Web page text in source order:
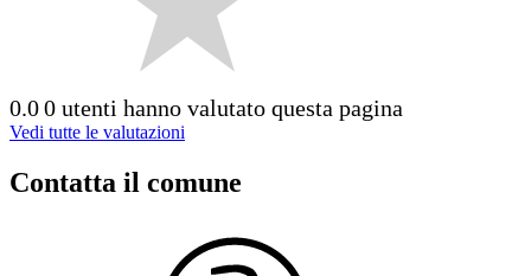
0.00 utenti hanno valutato questa pagina
Vedi tutte le valutazioni
Contatta il comune